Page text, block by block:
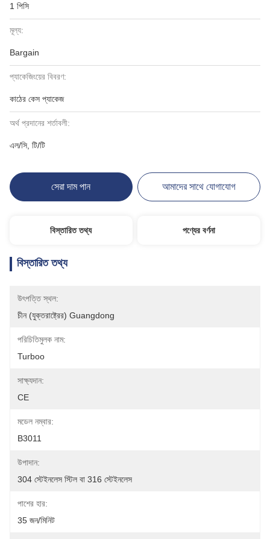
1 পিসি
মূল্য:
Bargain
প্যাকেজিংয়ের বিবরণ:
কাঠের কেস প্যাকেজ
অর্থ প্রদানের শর্তাবলী:
এল/সি, টি/টি
সেরা দাম পান আমাদের সাথে যোগাযোগ
বিস্তারিত তথ্য পণ্যের বর্ণনা
বিস্তারিত তথ্য
উৎপত্তি স্থল:
চীন (যুক্তরাষ্ট্রের) Guangdong
পরিচিতিমুলক নাম:
Turboo
সাক্ষ্যদান:
CE
মডেল নম্বার:
B3011
উপাদান:
304 স্টেইনলেস স্টিল বা 316 স্টেইনলেস
পাশের হার:
35 জন/মিনিট